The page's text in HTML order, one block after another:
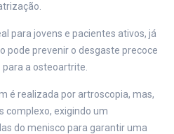
para jovens e pacientes ativos, já
pode prevenir o desgaste precoce
a osteoartrite.
é realizada por artroscopia, mas,
complexo, exigindo um
do menisco para garantir uma